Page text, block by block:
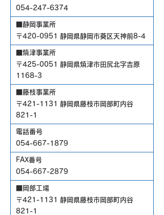
054-247-6374
■静岡事業所
〒420-0951 静岡県静岡市葵区天神前8-4
■焼津事業所
〒425-0051 静岡県焼津市田尻北字吉原
1168-3
■藤枝事業所
〒421-1131 静岡県藤枝市岡部町内谷
821-1
電話番号
054-667-1879
FAX番号
054-667-2879
■岡部工場
〒421-1131 静岡県藤枝市岡部町内谷
821-1